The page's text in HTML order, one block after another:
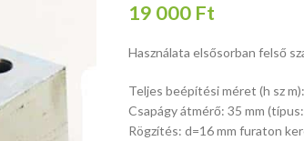
19 000 Ft
Használata elsősorban felső
Teljes beépítési méret (h sz
Csapágy átmérő: 35 mm
Rögzítés: d=16 mm furaton